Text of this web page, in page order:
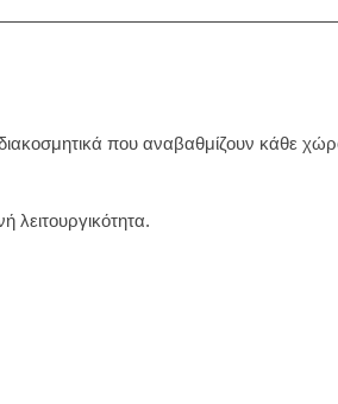
που αναβαθμίζουν κάθε
λειτουργικότητα.